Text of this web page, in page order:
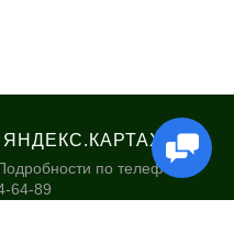
по телефону:
64-89